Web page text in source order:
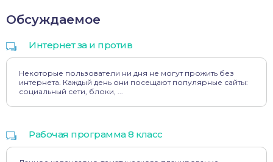
Обсуждаемое
Интернет за и против
Некоторые пользователи ни дня не могут прожить без
интернета. Каждый день они посещают популярные сайты:
социальный сети, блоки, ...
Рабочая программа 8 класс